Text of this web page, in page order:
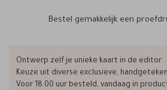
Bestel gemakkelijk een
Ontwerp zelf je unieke kaart in de editor
Keuze uit diverse exclusieve,
Voor 18.00 uur besteld, vandaag in